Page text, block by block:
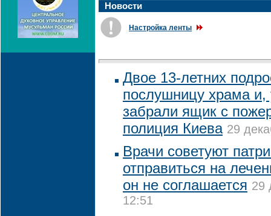
Новости
Настройка ленты
Двое 13-летних
послушницу храма
забрали ящик с
полиция Киева 29
Врачи советуют
отправиться на
он не соглашается 29
12:51